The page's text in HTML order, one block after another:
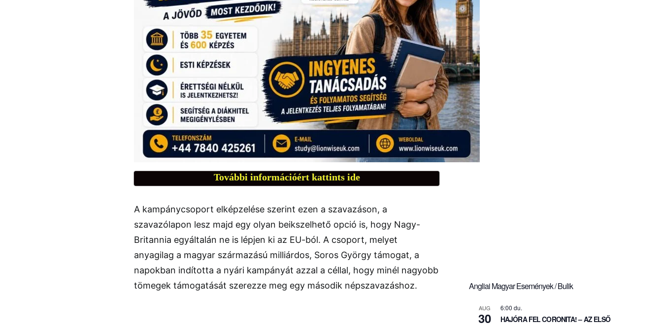
További információért kattints ide
A kampánycsoport elképzelése szerint ezen a szavazáson, a
szavazólapon lesz majd egy olyan beikszelhető opció is, hogy Nagy-
Britannia egyáltalán ne is lépjen ki az EU-ból. A csoport, melyet
anyagilag a magyar származású milliárdos, Soros György támogat, a
napokban indította a nyári kampányát azzal a céllal, hogy minél nagyobb
tömegek támogatását szerezze meg egy második népszavazáshoz.
Angliai Magyar Események / Bulik
AUG
30
6:00 du.
HAJÓRA FEL CORONITA! – AZ ELSŐ